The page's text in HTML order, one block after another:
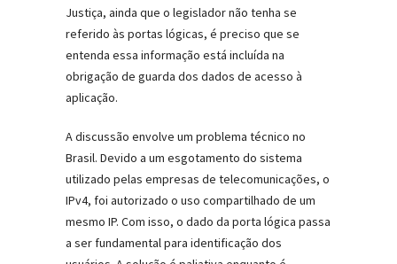
Justiça, ainda que o legislador não tenha se
referido às portas lógicas, é preciso que se
entenda essa informação está incluída na
obrigação de guarda dos dados de acesso à
aplicação.
A discussão envolve um problema técnico no
Brasil. Devido a um esgotamento do sistema
utilizado pelas empresas de telecomunicações, o
IPv4, foi autorizado o uso compartilhado de um
mesmo IP. Com isso, o dado da porta lógica passa
a ser fundamental para identificação dos